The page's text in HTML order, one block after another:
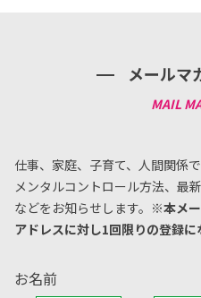
メールマ
仕事、家庭、子育て、人間関係
メンタルコントロール方法、 最
などをお知らせします。 ※本メ
アドレスに対し1回限りの登録に
お名前